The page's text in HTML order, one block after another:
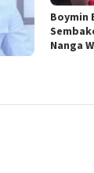
Boymin
Nanga